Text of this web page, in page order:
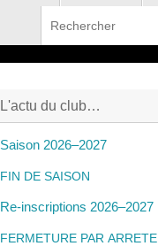
L'actu du club…
Saison 2026–2027
FIN DE SAISON
Re-inscriptions 2026–2027
FERMETURE PAR ARRETE